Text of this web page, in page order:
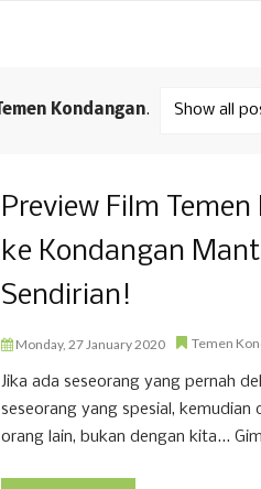
Temen Kondangan. Show all
Preview Film
ke Kondangan
Sendirian!
Monday, 27 January 2020 Temen
Jika ada seseorang yang pernah
seseorang yang spesial, kemudian
orang lain, bukan dengan kita...